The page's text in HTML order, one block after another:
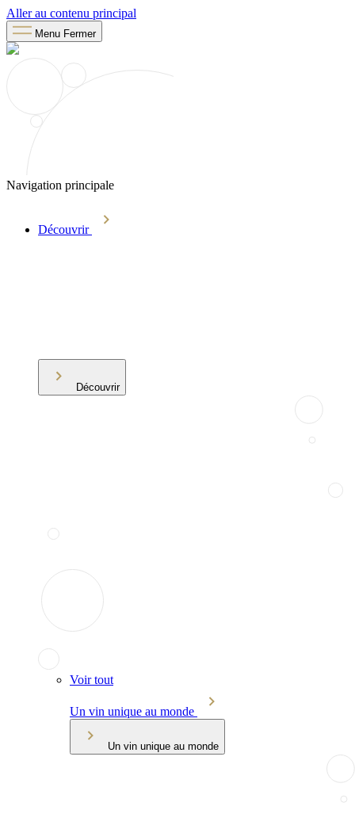
Aller au contenu principal
Menu Fermer
Navigation principale
Découvrir
Découvrir
Voir tout
Un vin unique au monde
Un vin unique au monde